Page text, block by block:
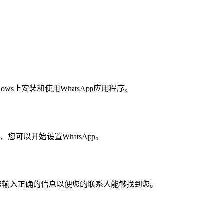
上安装和使用WhatsApp应用程序。
您可以开始设置WhatsApp。
入正确的信息以便您的联系人能够找到您。